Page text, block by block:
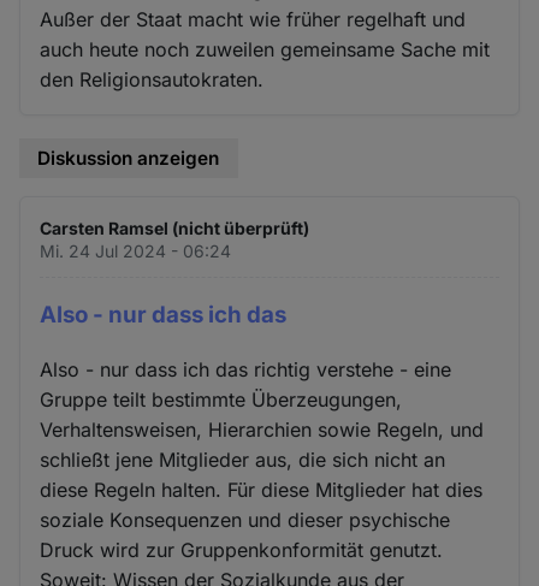
Außer der Staat macht wie früher regelhaft und
auch heute noch zuweilen gemeinsame Sache mit
den Religionsautokraten.
Diskussion anzeigen
Carsten Ramsel (nicht überprüft)
Mi. 24 Jul 2024 - 06:24
Also - nur dass ich das
Also - nur dass ich das richtig verstehe - eine
Gruppe teilt bestimmte Überzeugungen,
Verhaltensweisen, Hierarchien sowie Regeln, und
schließt jene Mitglieder aus, die sich nicht an
diese Regeln halten. Für diese Mitglieder hat dies
soziale Konsequenzen und dieser psychische
Druck wird zur Gruppenkonformität genutzt.
Soweit: Wissen der Sozialkunde aus der